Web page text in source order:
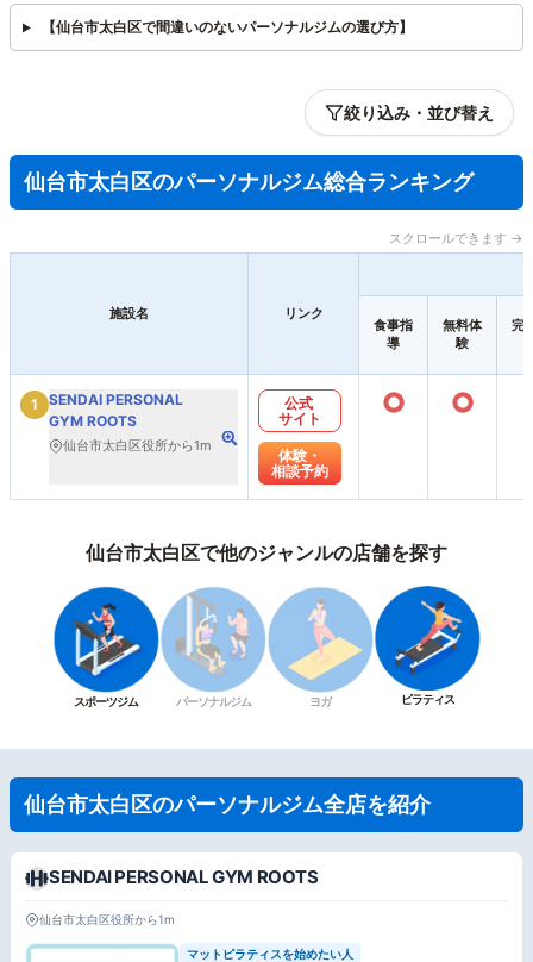
【仙台市太白区で間違いのないパーソナルジムの選び方】
絞り込み・並び替え
仙台市太白区のパーソナルジム総合ランキング
スクロールできます →
施設名 リンク
食事指
導
無料体
験
完
1
SENDAI PERSONAL
GYM ROOTS
仙台市太白区役所から1m
公式
サイト
体験・
相談予約
○ ○
仙台市太白区で他のジャンルの店舗を探す
スポーツジム パーソナルジム ヨガ ピラティス
仙台市太白区のパーソナルジム全店を紹介
SENDAI PERSONAL GYM ROOTS
仙台市太白区役所から1m
マットピラティスを始めたい人